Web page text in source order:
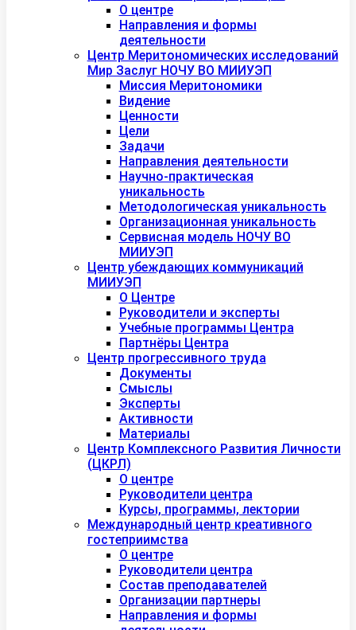
О центре
Направления и формы
деятельности
Центр Меритономических исследований
Мир Заслуг НОЧУ ВО МИИУЭП
Миссия Меритономики
Видение
Ценности
Цели
Задачи
Направления деятельности
Научно-практическая
уникальность
Методологическая уникальность
Организационная уникальность
Сервисная модель НОЧУ ВО
МИИУЭП
Центр убеждающих коммуникаций
МИИУЭП
О Центре
Руководители и эксперты
Учебные программы Центра
Партнёры Центра
Центр прогрессивного труда
Документы
Смыслы
Эксперты
Активности
Материалы
Центр Комплексного Развития Личности
(ЦКРЛ)
О центре
Руководители центра
Курсы, программы, лектории
Международный центр креативного
гостеприимства
О центре
Руководители центра
Состав преподавателей
Организации партнеры
Направления и формы